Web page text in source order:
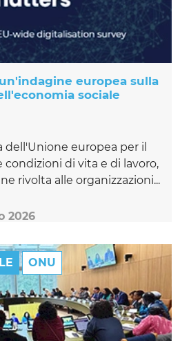
europea sulla
sociale
dell'Unione europea per il
di vita e di lavoro,
rivolta alle organizzazioni...
2026
ONU